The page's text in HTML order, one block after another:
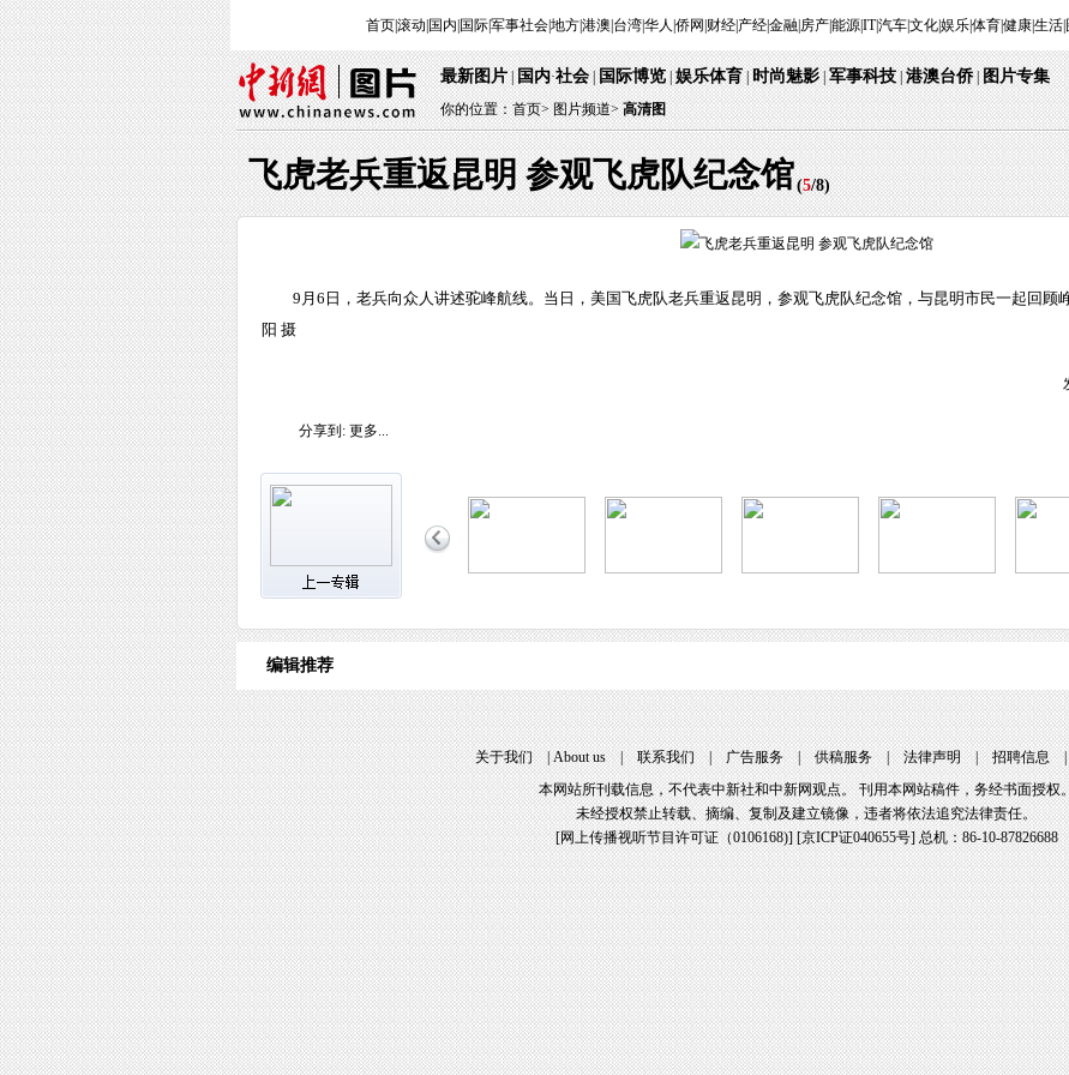
首页|滚动 国内 国际|军事社会|地方|港澳 台湾|华人 侨网 财经| 产经|金融| 房产|能源|IT|汽车|文化|娱乐|体育|健康|生活|
最新图片|国内·社会|国际博览|娱乐体育|时尚魅影|军事科技|港澳台侨|图片专集
你的位置：首页>图片频道> 高清图
飞虎老兵重返昆明 参观飞虎队纪念馆(5/8)
9月6日，老兵向众人讲述驼峰航线。当日，美国飞虎队老兵重返昆明，参观飞虎队纪念馆，与昆明市民一起回顾
阳 摄
分享到: 更多...
编辑推荐
关于我们|About us|联系我们|广告服务|供稿服务|法律声明|招聘信息
本网站所刊载信息，不代表中新社和中新网观点。 刊用本网站稿件，务经书面授权
未经授权禁止转载、摘编、复制及建立镜像，违者将依法追究法律责任。
[网上传播视听节目许可证（0106168)] [京ICP证040655号] 总机：86-10-87826688